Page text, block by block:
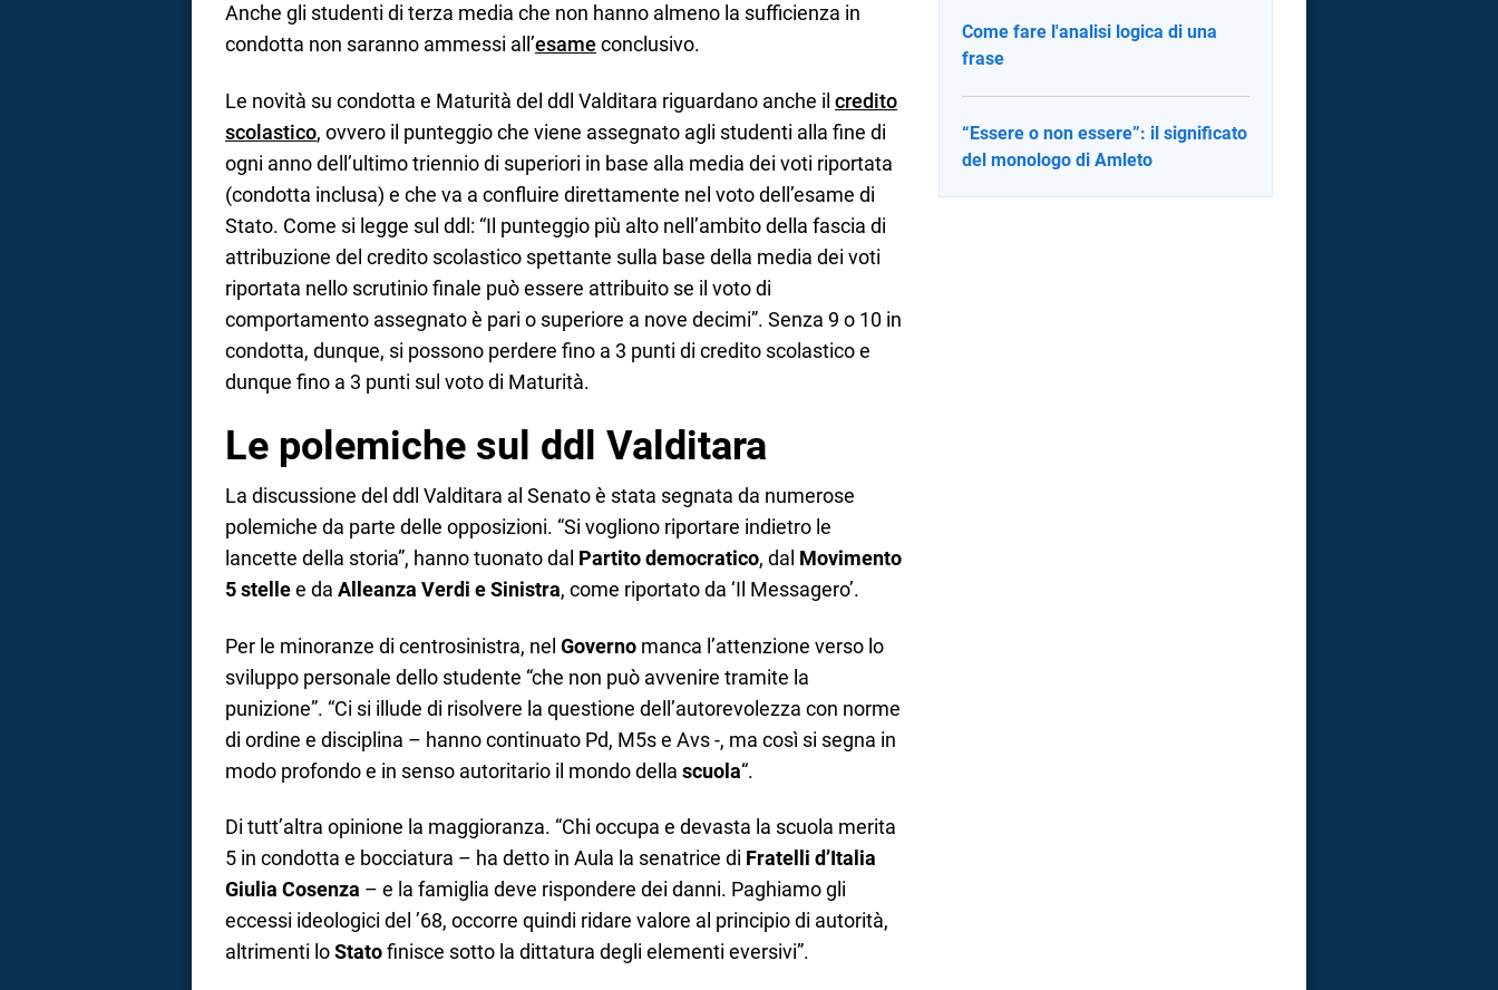
Anche gli studenti di terza media che non hanno almeno la sufficienza in
condotta non saranno ammessi all’esame conclusivo.
Le novità su condotta e Maturità del ddl Valditara riguardano anche il credito
scolastico, ovvero il punteggio che viene assegnato agli studenti alla fine di
ogni anno dell’ultimo triennio di superiori in base alla media dei voti riportata
(condotta inclusa) e che va a confluire direttamente nel voto dell’esame di
Stato. Come si legge sul ddl: “Il punteggio più alto nell’ambito della fascia di
attribuzione del credito scolastico spettante sulla base della media dei voti
riportata nello scrutinio finale può essere attribuito se il voto di
comportamento assegnato è pari o superiore a nove decimi”. Senza 9 o 10 in
condotta, dunque, si possono perdere fino a 3 punti di credito scolastico e
dunque fino a 3 punti sul voto di Maturità.
Le polemiche sul ddl Valditara
La discussione del ddl Valditara al Senato è stata segnata da numerose
polemiche da parte delle opposizioni. “Si vogliono riportare indietro le
lancette della storia”, hanno tuonato dal Partito democratico, dal Movimento
5 stellee da Alleanza Verdi e Sinistra, come riportato da ‘Il Messagero’.
Per le minoranze di centrosinistra, nel Governo manca l’attenzione verso lo
sviluppo personale dello studente “che non può avvenire tramite la
punizione”. “Ci si illude di risolvere la questione dell’autorevolezza con norme
di ordine e disciplina – hanno continuato Pd, M5s e Avs -, ma così si segna in
modo profondo e in senso autoritario il mondo della scuola“.
Di tutt’altra opinione la maggioranza. “Chi occupa e devasta la scuola merita
5 in condotta e bocciatura – ha detto in Aula la senatrice di Fratelli d’Italia
Giulia Cosenza – e la famiglia deve rispondere dei danni. Paghiamo gli
eccessi ideologici del ’68, occorre quindi ridare valore al principio di autorità,
altrimenti loStatofinisce sotto la dittatura degli elementi eversivi”.
Come fare l'analisi logica di una
frase
“Essere o non essere”: il significato
del monologo di Amleto